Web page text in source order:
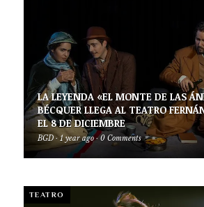
LA LEYENDA «EL MONTE DE LAS
BÉCQUER LLEGA AL TEATRO
EL 8 DE DICIEMBRE
BGD · 1 year ago · 0 Comments
TEATRO